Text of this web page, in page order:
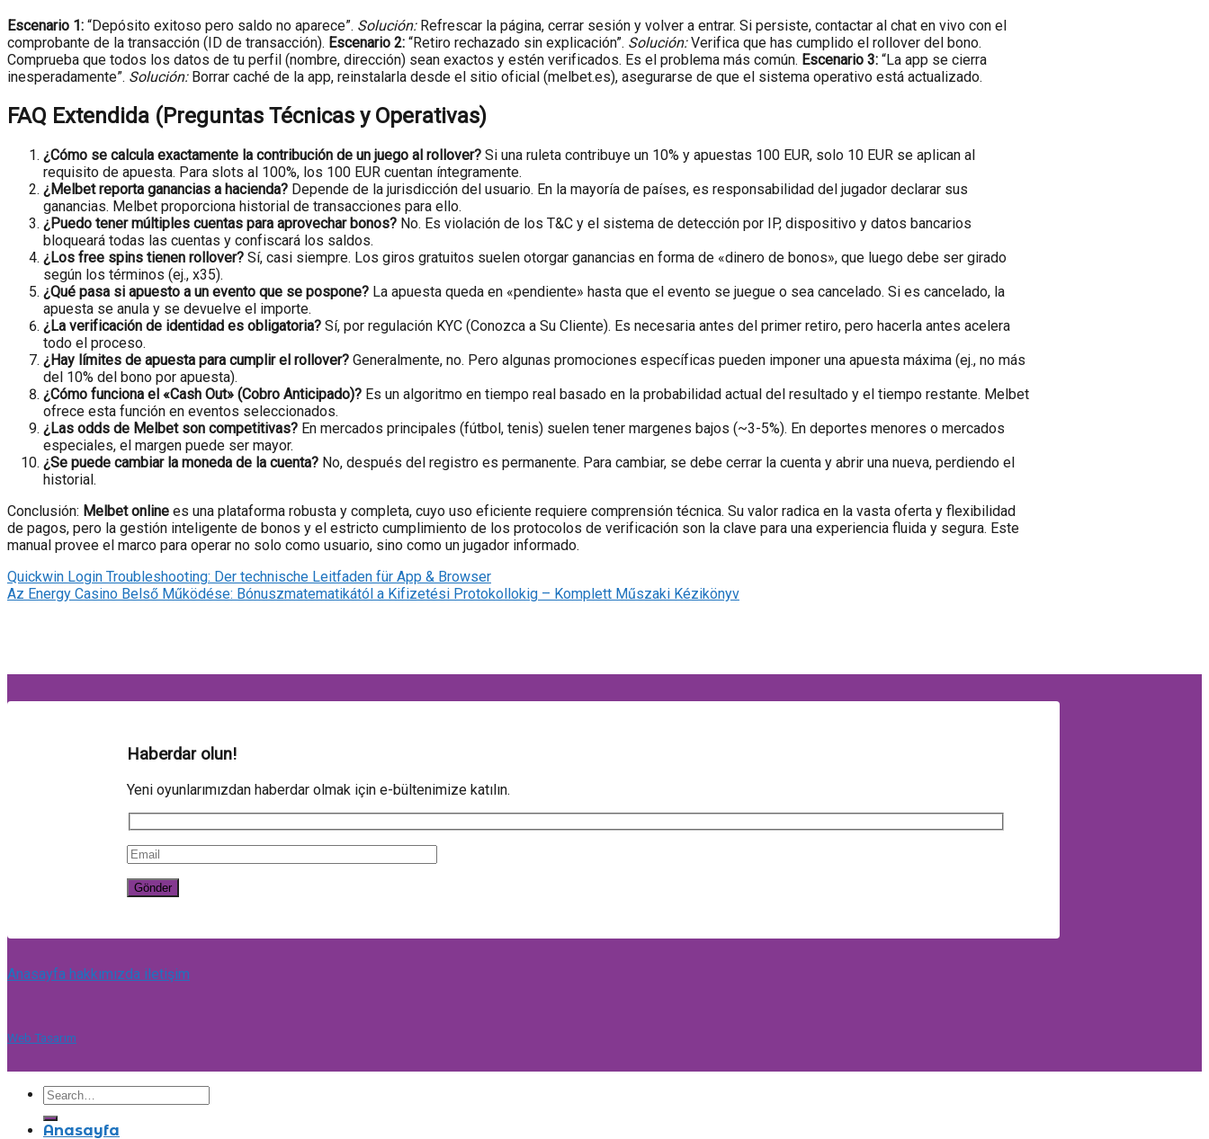
Escenario 1: “Depósito exitoso pero saldo no aparece”. Solución:Refrescar la página, cerrar sesión y volver a entrar. Si persiste, contactar al chat en vivo con el
comprobante de la transacción (ID de transacción). Escenario 2: “Retiro rechazado sin explicación”. Solución:Verifica que has cumplido el rollover del bono.
Comprueba que todos los datos de tu perfil (nombre, dirección) sean exactos y estén verificados. Es el problema más común. Escenario 3: “La app se cierra
inesperadamente”. Solución:Borrar caché de la app, reinstalarla desde el sitio oficial (melbet.es), asegurarse de que el sistema operativo está actualizado.
FAQ Extendida (Preguntas Técnicas y Operativas)
¿Cómo se calcula exactamente la contribución de un juego al rollover? Si una ruleta contribuye un 10% y apuestas 100 EUR, solo 10 EUR se aplican al
requisito de apuesta. Para slots al 100%, los 100 EUR cuentan íntegramente.
¿Melbet reporta ganancias a hacienda? Depende de la jurisdicción del usuario. En la mayoría de países, es responsabilidad del jugador declarar sus
ganancias. Melbet proporciona historial de transacciones para ello.
¿Puedo tener múltiples cuentas para aprovechar bonos? No. Es violación de los T&C y el sistema de detección por IP, dispositivo y datos bancarios
bloqueará todas las cuentas y confiscará los saldos.
¿Los free spins tienen rollover? Sí, casi siempre. Los giros gratuitos suelen otorgar ganancias en forma de «dinero de bonos», que luego debe ser girado
según los términos (ej., x35).
¿Qué pasa si apuesto a un evento que se pospone? La apuesta queda en «pendiente» hasta que el evento se juegue o sea cancelado. Si es cancelado, la
apuesta se anula y se devuelve el importe.
¿La verificación de identidad es obligatoria? Sí, por regulación KYC (Conozca a Su Cliente). Es necesaria antes del primer retiro, pero hacerla antes acelera
todo el proceso.
¿Hay límites de apuesta para cumplir el rollover? Generalmente, no. Pero algunas promociones específicas pueden imponer una apuesta máxima (ej., no más
del 10% del bono por apuesta).
¿Cómo funciona el «Cash Out» (Cobro Anticipado)? Es un algoritmo en tiempo real basado en la probabilidad actual del resultado y el tiempo restante. Melbet
ofrece esta función en eventos seleccionados.
¿Las odds de Melbet son competitivas? En mercados principales (fútbol, tenis) suelen tener margenes bajos (~3-5%). En deportes menores o mercados
especiales, el margen puede ser mayor.
¿Se puede cambiar la moneda de la cuenta? No, después del registro es permanente. Para cambiar, se debe cerrar la cuenta y abrir una nueva, perdiendo el
historial.
Conclusión: Melbet online es una plataforma robusta y completa, cuyo uso eficiente requiere comprensión técnica. Su valor radica en la vasta oferta y flexibilidad
de pagos, pero la gestión inteligente de bonos y el estricto cumplimiento de los protocolos de verificación son la clave para una experiencia fluida y segura. Este
manual provee el marco para operar no solo como usuario, sino como un jugador informado.
Quickwin Login Troubleshooting: Der technische Leitfaden für App & Browser
Az Energy Casino Belső Működése: Bónuszmatematikától a Kifizetési Protokollokig – Komplett Műszaki Kézikönyv
Haberdar olun!
Yeni oyunlarımızdan haberdar olmak için e-bültenimize katılın.
Anasayfa hakkımızda iletişim
Web Tasarım
Anasayfa